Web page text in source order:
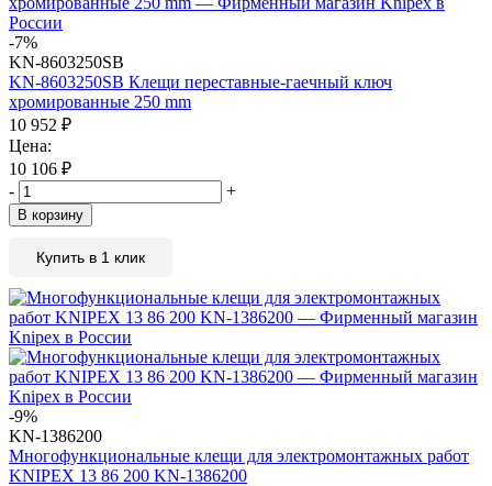
-7%
KN-8603250SB
KN-8603250SB Клещи переставные-гаечный ключ
хромированные 250 mm
10 952 ₽
Цена:
10 106 ₽
-
+
В корзину
Купить в 1 клик
-9%
KN-1386200
Многофункциональные клещи для электромонтажных работ
KNIPEX 13 86 200 KN-1386200